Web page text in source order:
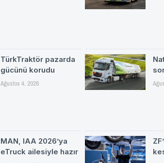
TürkTraktör pazarda
gücünü korudu
Ağustos 4, 2026
MAN, IAA 2026’ya
eTruck ailesiyle hazır